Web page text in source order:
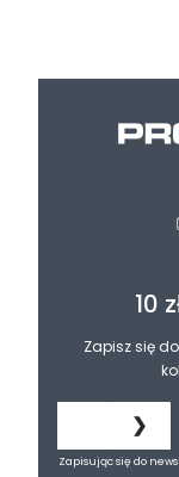
10
Zapisz się
❯
Zapisując się do